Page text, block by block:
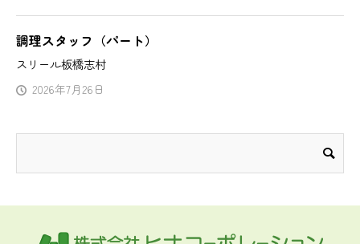
調理スタッフ（パート）
スリール板橋志村
2026年7月26日